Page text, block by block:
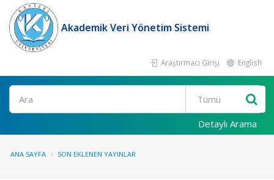
Akademik Veri Yönetim Sistemi
Araştırmacı Girişi English
Ara
Detaylı Arama
ANA SAYFA SON EKLENEN YAYINLAR